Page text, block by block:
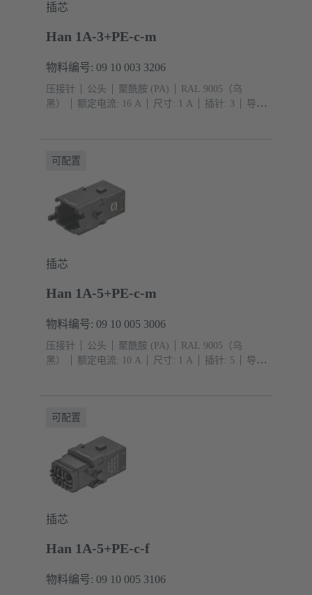
插芯
Han 1A-3+PE-c-m
物料编号: 09 10 003 3206
压接针 公头 聚酰胺 (PA)
RAL 9005（乌
黑）
额定电流: ‌16 A 尺寸: 1 A 插针: 3
导体
可配置
插芯
Han 1A-5+PE-c-m
物料编号: 09 10 005 3006
压接针 公头 聚酰胺 (PA)
RAL 9005（乌
黑）
额定电流: ‌10 A 尺寸: 1 A 插针: 5
导体
可配置
插芯
Han 1A-5+PE-c-f
物料编号: 09 10 005 3106